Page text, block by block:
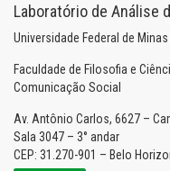
Laboratório de Análise
Universidade Federal de Minas
Faculdade de Filosofia e
Comunicação Social
Av. Antônio Carlos, 6627 –
Sala 3047 – 3° andar
CEP: 31.270-901 – Belo